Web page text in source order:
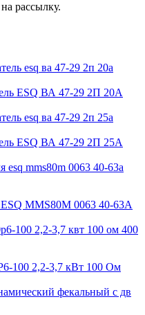
рассылку.
ESQ ВА 47-29 2П 20А
ESQ ВА 47-29 2П 25А
MMS80M 0063 40-63А
100 2,2-3,7 кВт 100 Ом